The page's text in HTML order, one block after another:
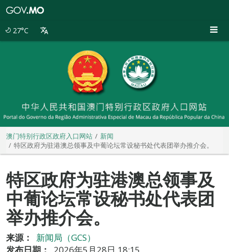
27°C
澳门特别行政区政府入口网站
新闻
特区政府为驻港澳总领事及中葡论坛常设秘书处代表团举办推介会。
特区政府为驻港澳总领事及
中葡论坛常设秘书处代表团
举办推介会。
来源：
新闻局（GCS）